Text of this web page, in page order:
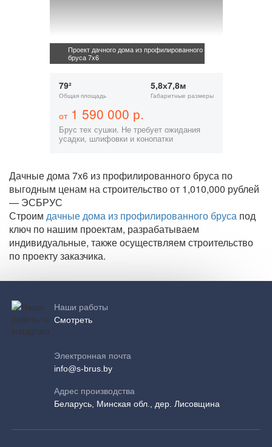
Проект дачного дома из профилированного
бруса 7x6
79²
Общая площадь
5,8х7,8м
Габаритные размеры
от1 590 000 р.
Брус тех сушки. Не требует ожидания
усадки, шлифовки и конопатки
Дачные дома 7x6 из профилированного бруса по
выгодным ценам на строительство от 1,010,000 рублей
— ЭСБРУС
Строим дачные дома из профилированного бруса под
ключ по нашим проектам, разрабатываем
индивидуальные, также осуществляем строительство
по проекту заказчика.
Наши работы
Смотреть
Электронная почта
info@s-brus.by
Адрес производства
Беларусь, Минская обл., дер. Лисовщина